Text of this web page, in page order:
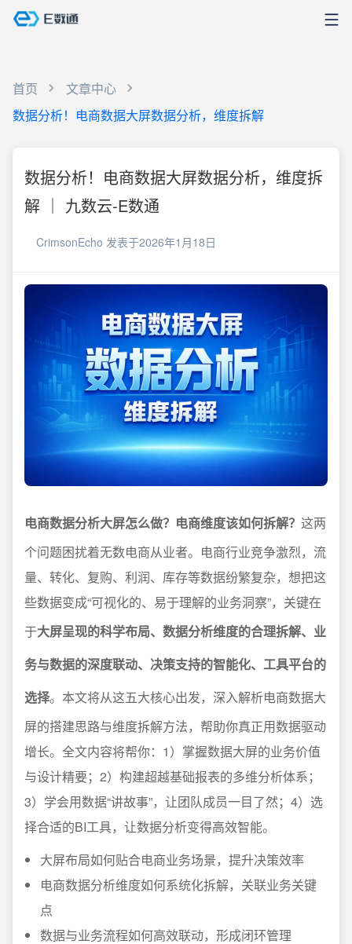
首页
文章中心
数据分析！电商数据大屏数据分析，维度拆解
数据分析！电商数据大屏数据分析，维度拆
解 ｜ 九数云-E数通
CrimsonEcho 发表于2026年1月18日
电商数据分析大屏怎么做？电商维度该如何拆解？ 这两
个问题困扰着无数电商从业者。电商行业竞争激烈，流
量、转化、复购、利润、库存等数据纷繁复杂，想把这
些数据变成“可视化的、易于理解的业务洞察”，关键在
于大屏呈现的科学布局、数据分析维度的合理拆解、业
务与数据的深度联动、决策支持的智能化、工具平台的
选择。本文将从这五大核心出发，深入解析电商数据大
屏的搭建思路与维度拆解方法，帮助你真正用数据驱动
增长。全文内容将帮你：1）掌握数据大屏的业务价值
与设计精要；2）构建超越基础报表的多维分析体系；
3）学会用数据“讲故事”，让团队成员一目了然；4）选
择合适的BI工具，让数据分析变得高效智能。
大屏布局如何贴合电商业务场景，提升决策效率
电商数据分析维度如何系统化拆解，关联业务关键
点
数据与业务流程如何高效联动，形成闭环管理